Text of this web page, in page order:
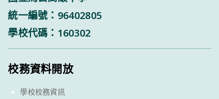
統一編號：96402805
學校代碼：160302
校務資料開放
學校校務資訊